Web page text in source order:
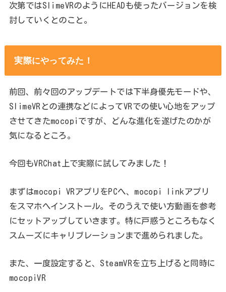
次第ではSlimeVRのようにHEADも使ったバージョンを検
討していくとのこと。
実際にやってみた！
前回、前々回のアップデートでは下半身優先モードや、
SlimeVRとの連携などによってVRでの使い心地をアップ
させてきたmocopiですが、どんな進化を遂げたのかが
気になるところ。
今回もVRChat上で実際に試してみました！
まずはmocopi VRアプリをPCへ、mocopi linkアプリ
をスマホへインストール。そのうえで使い方動画を参考
にセットアップしていきます。特に戸惑うところもなく
スムーズにキャリブレーションまで進められました。
また、一度設定すると、SteamVRを立ち上げると同時に
mocopiVR